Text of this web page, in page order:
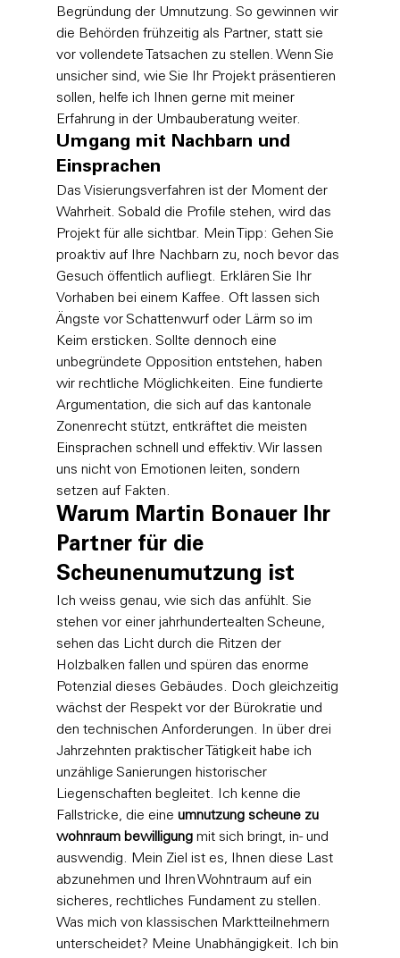
Begründung der Umnutzung. So gewinnen wir
die Behörden frühzeitig als Partner, statt sie
vor vollendete Tatsachen zu stellen. Wenn Sie
unsicher sind, wie Sie Ihr Projekt präsentieren
sollen, helfe ich Ihnen gerne mit meiner
Erfahrung in der Umbauberatung weiter.
Umgang mit Nachbarn und
Einsprachen
Das Visierungsverfahren ist der Moment der
Wahrheit. Sobald die Profile stehen, wird das
Projekt für alle sichtbar. Mein Tipp: Gehen Sie
proaktiv auf Ihre Nachbarn zu, noch bevor das
Gesuch öffentlich aufliegt. Erklären Sie Ihr
Vorhaben bei einem Kaffee. Oft lassen sich
Ängste vor Schattenwurf oder Lärm so im
Keim ersticken. Sollte dennoch eine
unbegründete Opposition entstehen, haben
wir rechtliche Möglichkeiten. Eine fundierte
Argumentation, die sich auf das kantonale
Zonenrecht stützt, entkräftet die meisten
Einsprachen schnell und effektiv. Wir lassen
uns nicht von Emotionen leiten, sondern
setzen auf Fakten.
Warum Martin Bonauer Ihr
Partner für die
Scheunenumutzung ist
Ich weiss genau, wie sich das anfühlt. Sie
stehen vor einer jahrhundertealten Scheune,
sehen das Licht durch die Ritzen der
Holzbalken fallen und spüren das enorme
Potenzial dieses Gebäudes. Doch gleichzeitig
wächst der Respekt vor der Bürokratie und
den technischen Anforderungen. In über drei
Jahrzehnten praktischer Tätigkeit habe ich
unzählige Sanierungen historischer
Liegenschaften begleitet. Ich kenne die
Fallstricke, die eine umnutzung scheune zu
wohnraum bewilligung mit sich bringt, in- und
auswendig. Mein Ziel ist es, Ihnen diese Last
abzunehmen und Ihren Wohntraum auf ein
sicheres, rechtliches Fundament zu stellen.
Was mich von klassischen Marktteilnehmern
unterscheidet? Meine Unabhängigkeit. Ich bin